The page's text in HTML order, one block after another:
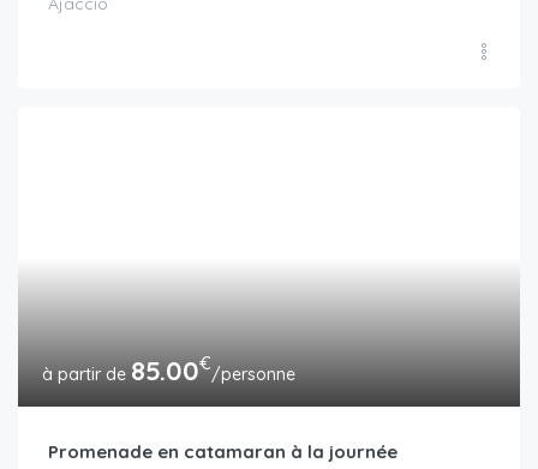
85.00€/personne
Promenade en catamaran à la journée